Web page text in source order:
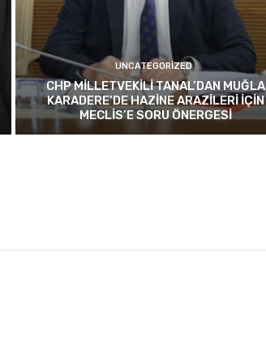
UNCATEGORIZED
CHP MİLLETVEKİLİ TANAL’DAN MUĞLA
KARADERE’DE HAZİNE ARAZİLERİ İÇİN
MECLİS’E SORU ÖNERGESİ